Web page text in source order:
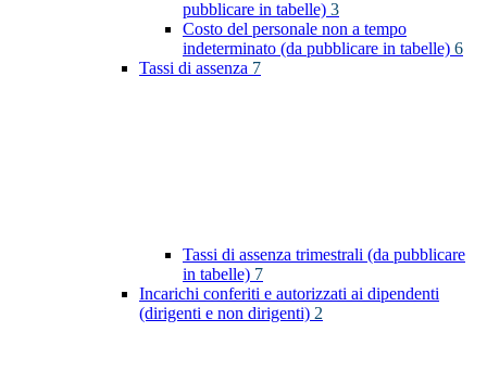
pubblicare in tabelle) 3
Costo del personale non a tempo
indeterminato (da pubblicare in tabelle) 6
Tassi di assenza 7
Tassi di assenza trimestrali (da pubblicare
in tabelle) 7
Incarichi conferiti e autorizzati ai dipendenti
(dirigenti e non dirigenti) 2